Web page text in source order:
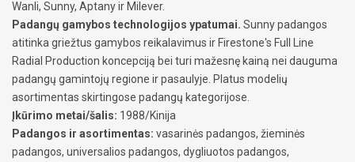
Wanli, Sunny, Aptany ir Milever.
Padangų gamybos technologijos ypatumai. Sunny padangos
atitinka griežtus gamybos reikalavimus ir Firestone's Full Line
Radial Production koncepciją bei turi mažesnę kainą nei dauguma
padangų gamintojų regione ir pasaulyje. Platus modelių
asortimentas skirtingose padangų kategorijose.
Įkūrimo metai/šalis: 1988/Kinija
Padangos ir asortimentas: vasarinės padangos, žieminės
padangos, universalios padangos, dygliuotos padangos,